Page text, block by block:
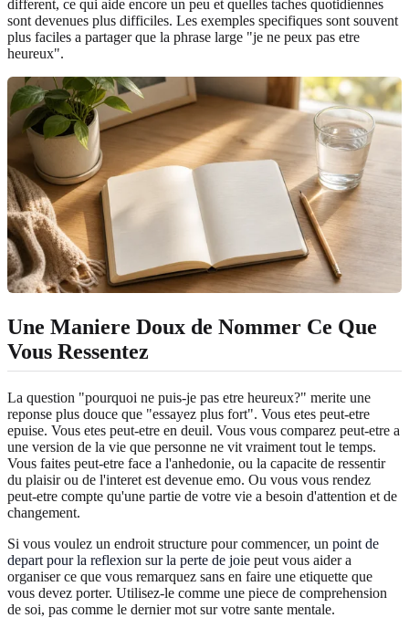
different, ce qui aide encore un peu et quelles taches quotidiennes
sont devenues plus difficiles. Les exemples specifiques sont souvent
plus faciles a partager que la phrase large "je ne peux pas etre
heureux".
Une Maniere Doux de Nommer Ce Que
Vous Ressentez
La question "pourquoi ne puis-je pas etre heureux?" merite une
reponse plus douce que "essayez plus fort". Vous etes peut-etre
epuise. Vous etes peut-etre en deuil. Vous vous comparez peut-etre a
une version de la vie que personne ne vit vraiment tout le temps.
Vous faites peut-etre face a l'anhedonie, ou la capacite de ressentir
du plaisir ou de l'interet est devenue emo. Ou vous vous rendez
peut-etre compte qu'une partie de votre vie a besoin d'attention et de
changement.
Si vous voulez un endroit structure pour commencer, un point de
depart pour la reflexion sur la perte de joie peut vous aider a
organiser ce que vous remarquez sans en faire une etiquette que
vous devez porter. Utilisez-le comme une piece de comprehension
de soi, pas comme le dernier mot sur votre sante mentale.